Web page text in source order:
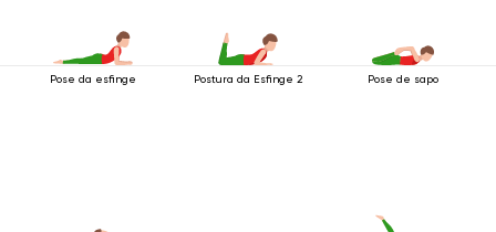
Pose da esfinge Postura da Esfinge 2 Pose de sapo